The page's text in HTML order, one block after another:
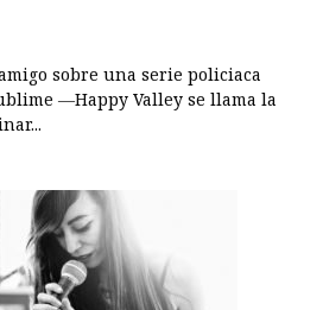
sobre una serie policiaca
―Happy Valley se llama la